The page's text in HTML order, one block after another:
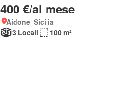
400 €/al mese
Aidone, Sicilia
3 Locali
100 m²